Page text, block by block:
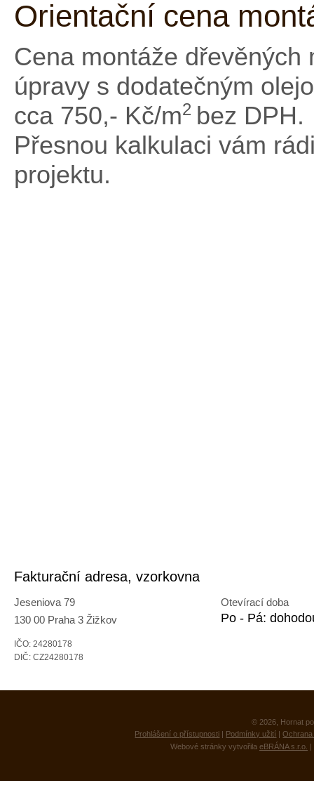
Orientační cena
Cena montáže
úpravy s dodatečným
cca 750,- Kč/m2 bez DPH.
Přesnou kalkulaci vám
projektu.
Fakturační adresa, vzorkovna
Jeseniova 79
130 00 Praha 3 Žižkov
IČO: 24280178
DIČ: CZ24280178
Otevírací doba
Po - Pá:
© 2026, Hornat
Prohlášení o přístupnosti | Podmínky užití |
Webové stránky vytvořila eBRÁNA s.r.o. |